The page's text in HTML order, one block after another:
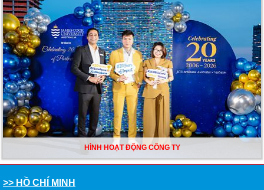
Visa Du học Mỹ - Phan Hồng Minh| High School Completion, Cao Đẳng
Cộng Đồng Green River College
VISA DU HỌC ÚC - Trương Sơn Đăng Quang| Business Information
Systems, Torrens University Australia
HÌNH HOẠT ĐỘNG CÔNG TY
>> HỒ CHÍ MINH